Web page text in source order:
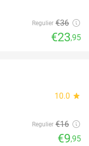
Regulier €36
€23,95
10.0 star
Regulier €16
€9,95